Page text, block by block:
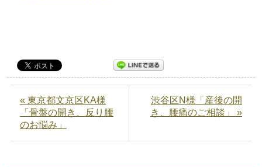
« 東京都文京区KA様
「骨盤の開き、反り腰
のお悩み」
渋谷区N様「産後の開
き、腰痛のご相談」 »